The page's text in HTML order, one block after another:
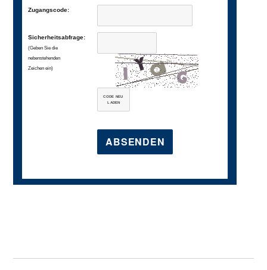
Zugangscode:
Sicherheitsabfrage:
(Geben Sie die
nebenstehenden
Zeichen ein)
CODE NEU
LADEN